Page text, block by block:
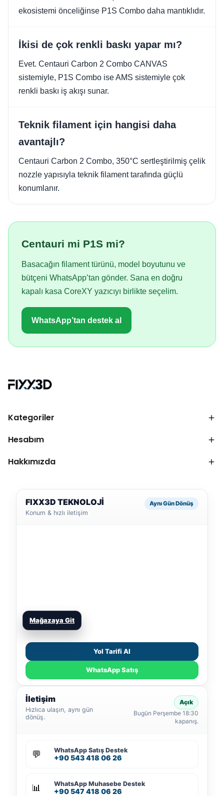
ekosistemi önceliğinse P1S Combo daha mantıklıdır.
İkisi de çok renkli baskı yapar mı?
Evet. Centauri Carbon 2 Combo CANVAS
sistemiyle, P1S Combo ise AMS sistemiyle çok
renkli baskı iş akışı sunar.
Teknik filament için hangisi daha
avantajlı?
Centauri Carbon 2 Combo, 350°C sertleştirilmiş çelik
nozzle yapısıyla teknik filament tarafında güçlü
konumlanır.
Centauri mi P1S mi?
Basacağın filament türünü, model boyutunu ve
bütçeni WhatsApp’tan gönder. Sana en doğru
kapalı kasa CoreXY yazıcıyı birlikte seçelim.
WhatsApp’tan destek al
Kategoriler
Hesabım
Hakkımızda
FIXX3D TEKNOLOJİ
Konum & hızlı iletişim
Aynı Gün Dönüş
Mağazaya Git
Yol Tarifi Al
WhatsApp Satış
İletişim
Hızlıca ulaşın, aynı gün
dönüş.
Açık
Bugün Perşembe 18:30
kapanış.
💬 WhatsApp Satış Destek
+90 543 418 06 26
📊 WhatsApp Muhasebe Destek
+90 547 418 06 26